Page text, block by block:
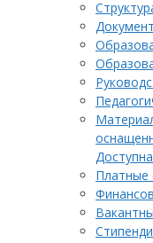
Платные